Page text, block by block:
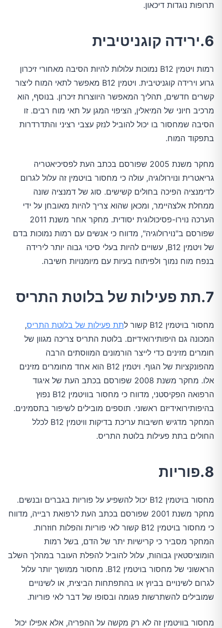
תרופות נוגדות דיכאון.
6.ירידה קוגניטיבית
רמות ויטמין B12 נמוכות עלולות להיות הסיבה מאחורי זיכרון
גרוע וירידה קוגניטיבית. ויטמין B12 מאפשר לתאי המוח ליצור
קשרים חדשים, תהליך המאפשר היווצרות זיכרון. בנוסף, הוא
מרכיב חיוני של המיאלין, הציפוי המגן על תאי מוח רבים. זו
הסיבה שמחסור בו יכול להוביל לנזק עצבי רציני והתדרדרות
בתפקוד המוח.
מחקר משנת 2005 שפורסם בכתב העת לפסיכיאטריה
גריאטרית ונוירולוגיה, עולה כי מחסור בויטמין זה עלול לגרום
לדימנציה הפיכה בחולים קשישים. סוג של דמנציה שונה
ממחלת אלצהיימר, ומכאן שהוא צריך להיות מאובחן על ידי
הערכה נוירו-פסיכולוגית יסודית. מחקר אחר משנת 2011
שפורסם ב"נוירולוגיה", מדווח כי אנשים עם רמות נמוכות בדם
של ויטמין B12, עשויים להיות בעלי סיכוי גבוה יותר לירידה
בנפח מוח נמוך ולפיתוח בעיות עם מיומנויות חשיבה.
7.תת פעילות של בלוטת התריס
מחסור בויטמין B12 קשור ל תת פעילות של בלוטת התריס,
המכונה גם היפותירואידיזם. בלוטת התריס צריכה מגוון של
חומרים מזינים כדי לייצר הורמונים המווסתים הרבה
מהפונקציות של הגוף. ויטמין B12 הוא אחד מחומרים מזינים
אלו. מחקר משנת 2008 שפורסם בכתב העת של איגוד
הרפואה הפקיסטני, מדווח כי מחסור בוויטמין B12 נפוץ
בהיפותירואידיזם ראשוני. תוספים מובילים לשיפור בתסמינים.
המחקר מדגיש חשיבות עריכת בדיקות וויטמין B12 לכלל
החולים בתת פעילות בלוטת התריס.
8.פוריות
מחסור בויטמין B12 יכול להשפיע על פוריות בגברים ובנשים.
מחקר משנת 2001 שפורסם בכתב העת לרפואת רבייה, מדווח
כי מחסור בויטמין B12 קשור לאי פוריות והפלות חוזרות.
המחקר מסביר כי קרישיות יתר של הדם, בשל רמות
הומוציסטאין גבוהות, עלול להוביל להפלת העובר במהלך השלב
הראשוני של מחסור בויטמין B12. מחסור ממושך יותר עלול
לגרום לשינויים בביוץ או בהתפתחות הביצית, או לשינויים
שמובילים להשתרשות פגומה ובסופו של דבר לאי פוריות.
מחסור בוויטמין זה לא רק מקשה על ההפריה, אלא אפילו יכול